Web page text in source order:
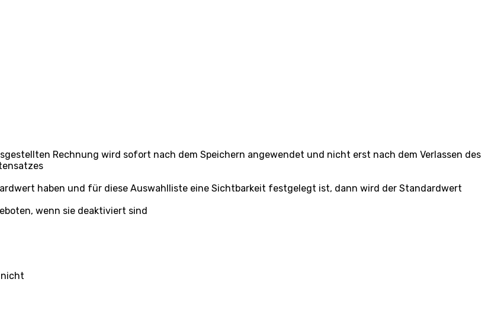
Rechnung wird sofort nach dem Speichern angewendet und nicht erst nach dem Verlassen des
haben und für diese Auswahlliste eine Sichtbarkeit festgelegt ist, dann wird der Standardwert
wenn sie deaktiviert sind